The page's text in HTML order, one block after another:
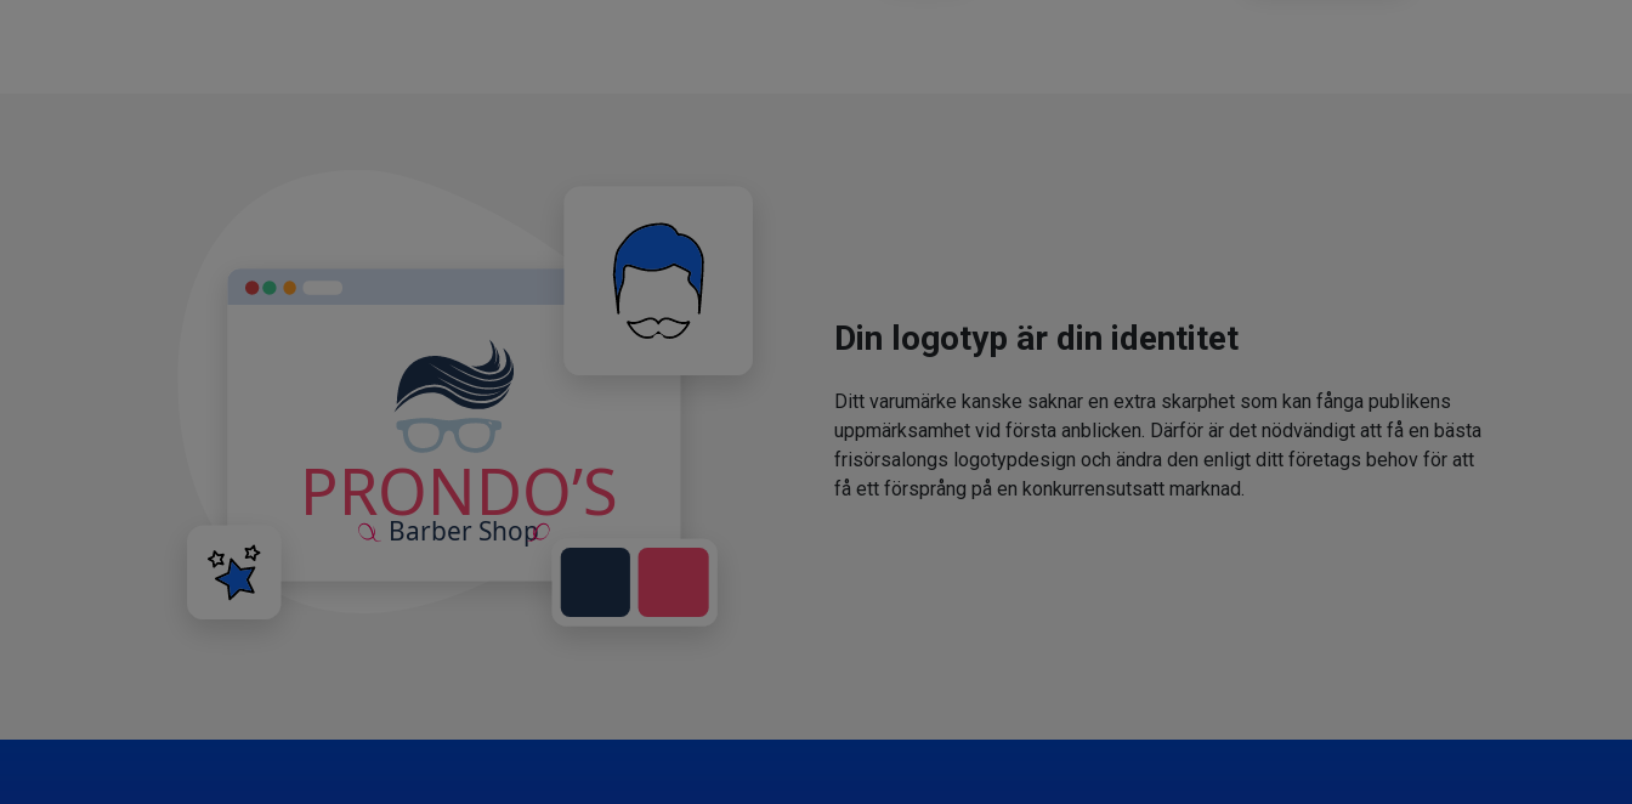
Din logotyp är din identitet
Ditt varumärke kanske saknar en extra skarphet som kan fånga publikens
uppmärksamhet vid första anblicken. Därför är det nödvändigt att få en bästa
frisörsalongs logotypdesign och ändra den enligt ditt företags behov för att
få ett försprång på en konkurrensutsatt marknad.